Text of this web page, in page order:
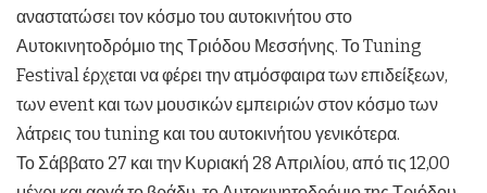
αναστατώσει τον κόσμο του αυτοκινήτου στο
Αυτοκινητοδρόμιο της Τριόδου Μεσσήνης. Το Tuning
Festival έρχεται να φέρει την ατμόσφαιρα των επιδείξεων,
των event και των μουσικών εμπειριών στον κόσμο των
λάτρεις του tuning και του αυτοκινήτου γενικότερα.
Το Σάββατο 27 και την Κυριακή 28 Απριλίου, από τις 12,00